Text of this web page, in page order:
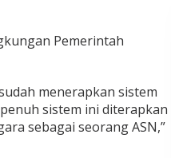
Pemerintah
menerapkan sistem
sistem ini diterapkan
sebagai seorang ASN,”